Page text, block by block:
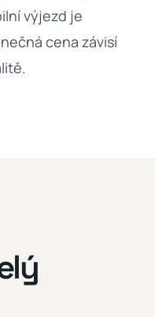
výjezd je
cena závisí